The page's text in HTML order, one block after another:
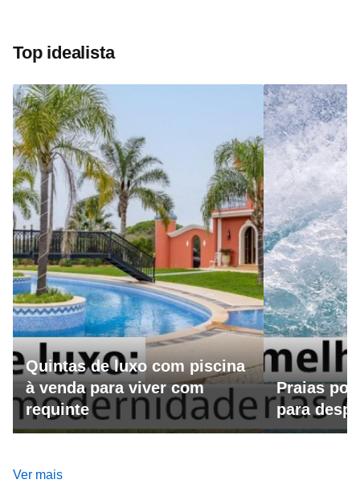
Top idealista
Quintas de luxo com piscina
à venda para viver com
requinte
Praias
para
Ver mais